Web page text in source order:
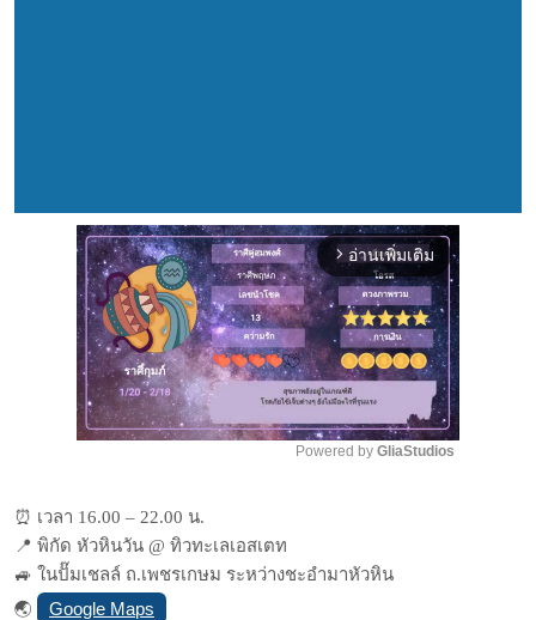
arrow_forward_ios อ่านเพิ่มเติม
Powered by GliaStudios
⏰ เวลา 16.00 – 22.00 น.
📍 พิกัด หัวหินวัน @ ทิวทะเลเอสเตท
🚙 ในปั๊มเชลล์ ถ.เพชรเกษม ระหว่างชะอำมาหัวหิน
🌏
Google Maps